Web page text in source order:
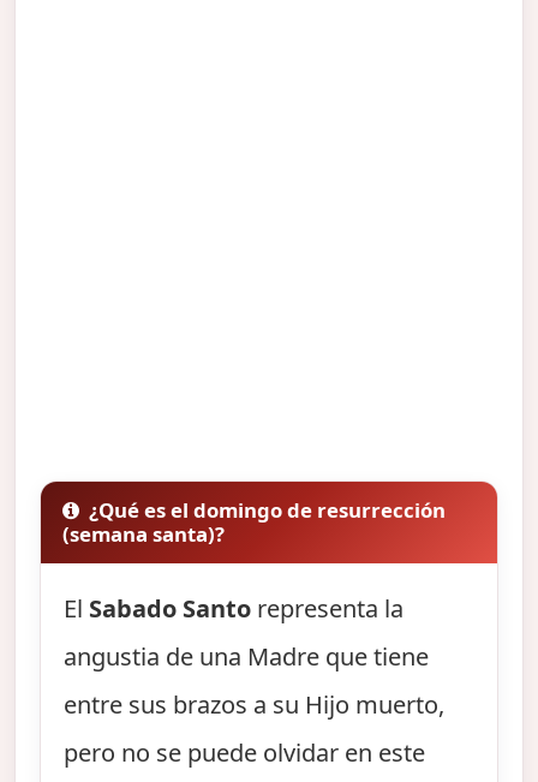
¿Qué es el domingo de resurrección
(semana santa)?
El Sabado Santo representa la
angustia de una Madre que tiene
entre sus brazos a su Hijo muerto,
pero no se puede olvidar en este